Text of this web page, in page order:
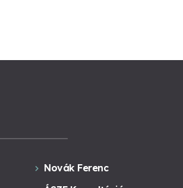
Novák Ferenc